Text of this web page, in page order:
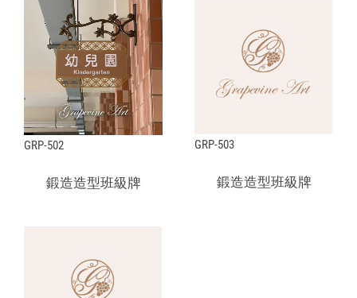
GRP-502
鍛造造型班級牌
GRP-503
鍛造造型班級牌